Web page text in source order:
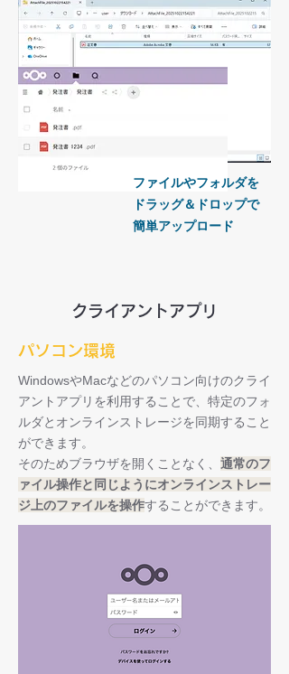
ファイルやフォルダを
ドラッグ＆ドロップで
簡単アップロード
クライアントアプリ
パソコン環境
WindowsやMacなどのパソコン向けのクライ
アントアプリを利用することで、特定のフォ
ルダとオンラインストレージを同期すること
ができます。
そのためブラウザを開くことなく、 通常のフ
ァイル操作と同じようにオンラインストレー
ジ上のファイルを操作することができます。